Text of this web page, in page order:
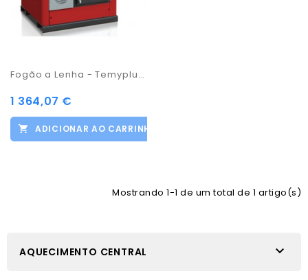
Fogão a Lenha - Temyplus P30
1 364,07 €
ADICIONAR AO CARRINHO
Mostrando 1-1 de um total de 1 artigo(s)
AQUECIMENTO CENTRAL 